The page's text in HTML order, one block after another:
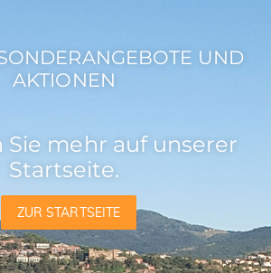
UND
AKTIONEN
Sie mehr auf unserer
Startseite.
ZUR STARTSEITE